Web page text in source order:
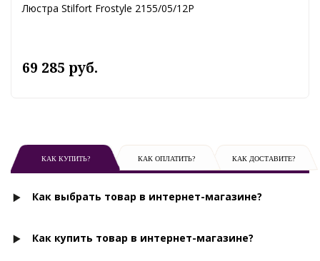
Люстра Stilfort Frostyle 2155/05/12P
69 285 руб.
КАК КУПИТЬ? КАК ОПЛАТИТЬ? КАК ДОСТАВИТЕ?
Как выбрать товар в интернет-магазине?
Как купить товар в интернет-магазине?